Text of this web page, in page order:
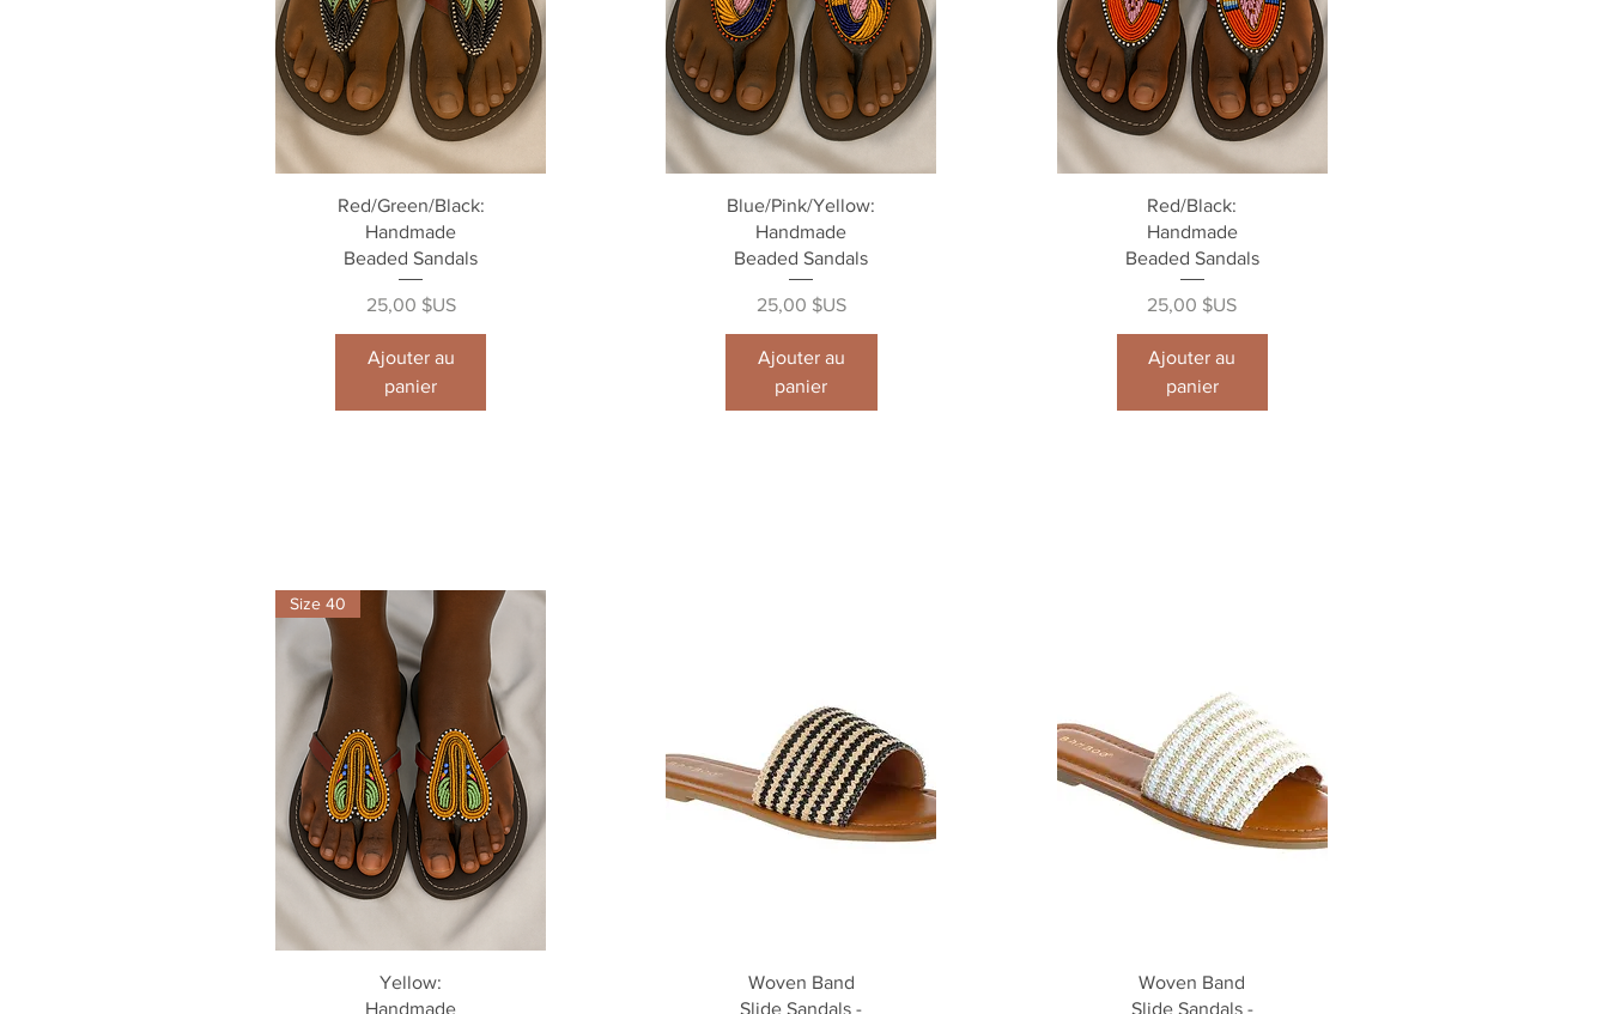
Aperçu rapide
Red/Green/Black:
Handmade
Beaded Sandals
Prix
25,00 $US
Ajouter au
panier
Aperçu rapide
Blue/Pink/Yellow:
Handmade
Beaded Sandals
Prix
25,00 $US
Ajouter au
panier
Aperçu rapide
Red/Black:
Handmade
Beaded Sandals
Prix
25,00 $US
Ajouter au
panier
Aperçu rapide
Size 40
Yellow:
Handmade
Aperçu rapide
Woven Band
Slide Sandals -
Aperçu rapide
Woven Band
Slide Sandals -